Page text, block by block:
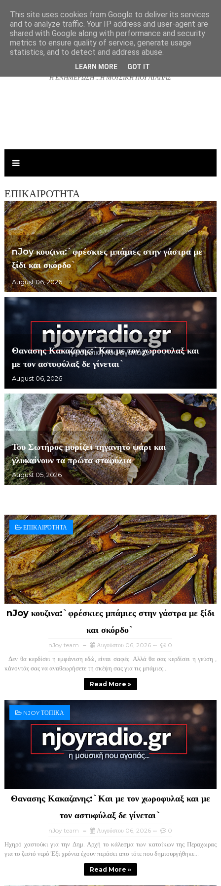
NJOYRADIO.GR
Η ΕΝΗΜΕΡΩΣΗ ...Η ΜΟΥΣΙΚΗ ΠΟΥ ΑΓΑΠΑΣ
ΕΠΙΚΑΙΡΟΤΗΤΑ
nJoy κουζινα:`φρέσκιες μπάμιες στην γάστρα με
ξίδι και σκόρδο`
August 06, 2026
Θανασης Κακαζανης:`Και με τον χωροφυλαξ και
με τον αστυφύλαξ δε γίνεται`
August 06, 2026
Του Σωτήρος μυρίζει τηγανητό ψάρι και
γλυκαίνουν τα πρώτα σταφύλια
August 05, 2026
ΕΠΙΚΑΙΡΌΤΗΤΑ
nJoy κουζινα:`φρέσκιες μπάμιες στην γάστρα με ξίδι
και σκόρδο`
nJoy team Αυγούστου 06, 2026 0
Δεν θα κερδίσει η εμφάνιση εδώ, είναι σαφές. Αλλά θα σας κερδίσει η γεύση ,
κάνοντάς σας να αναθεωρήσετε τη σκέψη σας για τις μπάμιες...
Read More »
NJOY ΤΟΠΙΚΑ
Θανασης Κακαζανης:`Και με τον χωροφυλαξ και με
τον αστυφύλαξ δε γίνεται`
nJoy team Αυγούστου 06, 2026 0
Ηχηρό χαστούκι για την Δημ. Αρχή το κάλεσμα των κατοίκων της Περαχωρας
για το ζεστό νερό Έξι χρόνια έχουν περάσει απο τότε που δημιουργήθηκε...
Read More »
This site uses cookies from Google to deliver its services
and to analyze traffic. Your IP address and user-agent are
shared with Google along with performance and security
metrics to ensure quality of service, generate usage
statistics, and to detect and address abuse.
LEARN MORE GOT IT